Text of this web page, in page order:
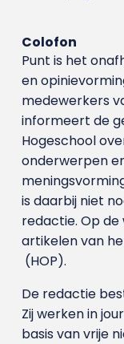
Colofon
Punt is het
en
medewerkers
informeert de
Hogeschool
onderwerpen
is daarbij niet
redactie. Op de
artikelen van
(HOP).
De redactie
Zij werken in
basis van vrije